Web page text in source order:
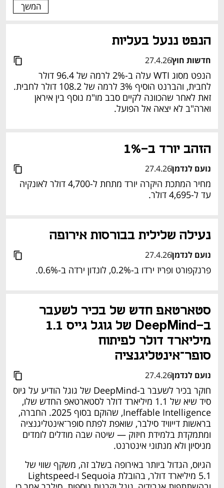
המשך
הנפט ננעל בעליות
חדשות חוץ27.4.26
הנפט מסוג WTI עלה ב-2% לרמה של 96.4 דולר
זאת לאחר שהכוונה לקיים סבב מו"מ נוסף בין איראן
וארה"ב לא יצאה אל הפועל.
הזהב יורד ב-1%
נועם לנדמן27.4.26
עד ל-4,695 דולר.
נעילה שלילית בבורסות אירופה
נועם לנדמן27.4.26
פרנקפורט ופריז ירדו ב-0.2%, לונדון ירדה ב-0.6%.
מיליארד דולר לפיתוח
סופר־אינטליגנציה
נועם לנדמן27.4.26
חוקר בכיר לשעבר ב‑DeepMind של גוגל הודיע על גיוס
מניסיון ולא מנתוני אינטרנט.
הגיוס, הגדול ביותר באירופה בשלב זה, משקף שווי של